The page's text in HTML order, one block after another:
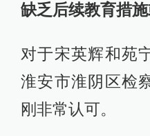
缺乏后续教育措
对于宋英辉和苑
淮安市淮阴区检
刚非常认可。